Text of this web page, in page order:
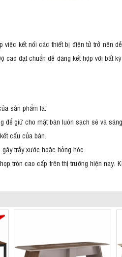
kết nối các thiết bị điện tử trở nên
cao đạt chuẩn dễ dàng kết hợp với bất
sản phẩm là:
để giữ cho mặt bàn luôn sạch sẽ và sáng
cấu của bàn.
trầy xước hoặc hỏng hóc.
tròn cao cấp trên thị trường hiện